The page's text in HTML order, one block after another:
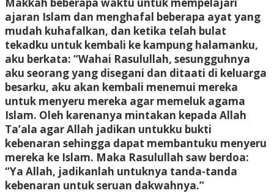
ajaran Islam dan menghafal beberapa ayat yang
mudah kuhafalkan, dan ketika telah bulat
tekadku untuk kembali ke kampung halamanku,
aku berkata: “Wahai Rasulullah, sesungguhnya
aku seorang yang disegani dan ditaati di keluarga
besarku, aku akan kembali menemui mereka
untuk menyeru mereka agar memeluk agama
Islam. Oleh karenanya mintakan kepada Allah
Ta’ala agar Allah jadikan untukku bukti
kebenaran sehingga dapat membantuku menyeru
mereka ke Islam. Maka Rasulullah saw berdoa:
“Ya Allah, jadikanlah untuknya tanda-tanda
kebenaran untuk seruan dakwahnya.”